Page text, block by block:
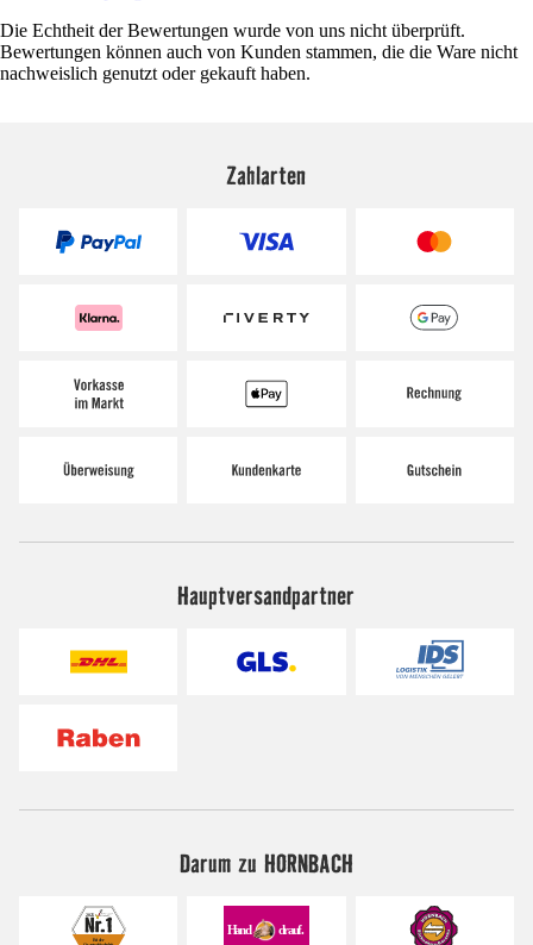
Die Echtheit der Bewertungen wurde von uns nicht überprüft.
Bewertungen können auch von Kunden stammen, die die Ware nicht
nachweislich genutzt oder gekauft haben.
Zahlarten
Hauptversandpartner
Darum zu HORNBACH